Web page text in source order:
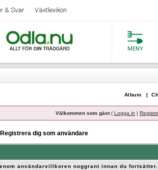
& Svar Växtlexikon
MENY
Album |
Välkommen som gäst( Logga in |
dig som användare
användarvillkoren noggrant innan du fortsätter.